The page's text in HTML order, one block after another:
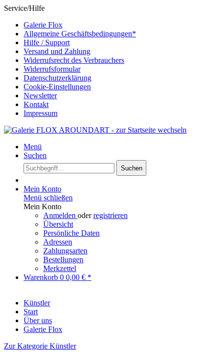
Service/Hilfe
Galerie Flox
Allgemeine Geschäftsbedingungen*
Hilfe / Support
Versand und Zahlung
Widerrufsrecht des Verbrauchers
Widerrufsformular
Datenschutzerklärung
Cookie-Einstellungen
Newsletter
Kontakt
Impressum
Menü
Suchen
Suchen
Mein Konto
Menü schließen
Mein Konto
Anmelden oderregistrieren
Übersicht
Persönliche Daten
Adressen
Zahlungsarten
Bestellungen
Merkzettel
Warenkorb 0 0,00 € *
Künstler
Start
Über uns
Galerie Flox
Zur Kategorie Künstler